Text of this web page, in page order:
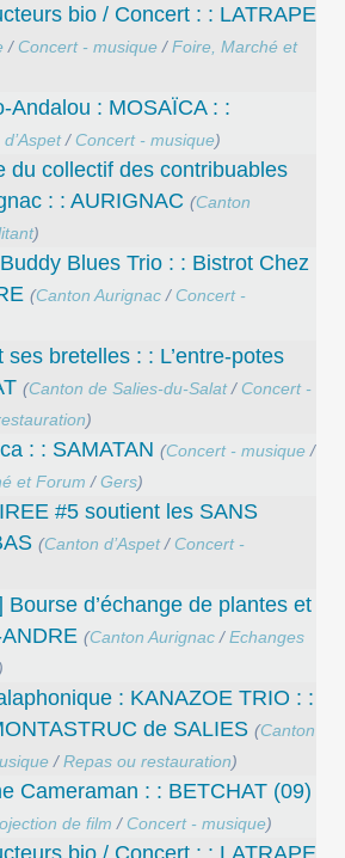
bio / Concert : : LATRAPE
/ Concert - musique /Foire, Marché et
Andalou : MOSAÏCA : :
/ Concert - musique)
du collectif des contribuables
: : AURIGNAC (Canton
)
Blues Trio : : Bistrot Chez
(Canton Aurignac / Concert -
bretelles : : L’entre-potes
(Canton de Salies-du-Salat/ Concert -
)
: : SAMATAN (Concert - musique /
et Forum /Gers)
#5 soutient les SANS
(Canton d’Aspet/ Concert -
d’échange de plantes et
(Canton Aurignac /Echanges
)
: KANAZOE TRIO : :
de SALIES (Canton
/Repas ou restauration)
Cameraman : : BETCHAT (09)
de film / Concert - musique)
bio / Concert : : LATRAPE